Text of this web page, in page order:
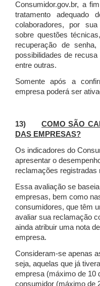
Consumidor.gov.br, a
tratamento
colaboradores, por
sobre questões
recuperação de
possibilidades de
entre outras.
Somente após a
empresa poderá ser
13)COMO SÃO
DAS EMPRESAS?
Os indicadores do
apresentar o
reclamações registradas
Essa avaliação se
empresas, bem como
consumidores, que têm
avaliar sua reclamação
ainda atribuir uma nota
empresa.
Consideram-se apenas
seja, aquelas que já
empresa (máximo de 10
consumidor (máximo de